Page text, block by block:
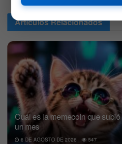
ArticulosRelacionados
Cuál es la memecoin que
un mes
6 DE AGOSTO DE 2026 547